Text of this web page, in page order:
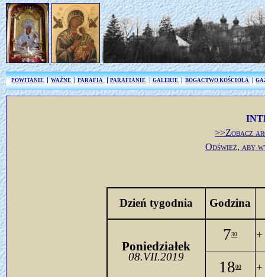
POWITANIE WAŻNE PARAFIA PARAFIANIE GALERIE BOGACTWO KOŚCIOŁA
>>Zobacz
Odśwież, aby
Dzień tygodnia Godzina
Poniedziałek
08.VII.2019
730 +
1800 +